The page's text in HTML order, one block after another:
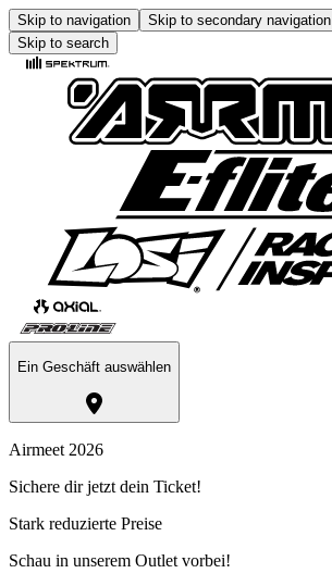
Skip to navigation Skip to secondary navigation
Skip to search
Ein Geschäft auswählen
Airmeet 2026
Sichere dir jetzt dein Ticket!
Stark reduzierte Preise
Schau in unserem Outlet vorbei!